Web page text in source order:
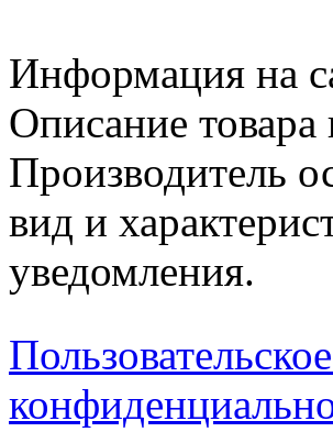
Информация на
Описание товара
Производитель
вид и
уведомления.